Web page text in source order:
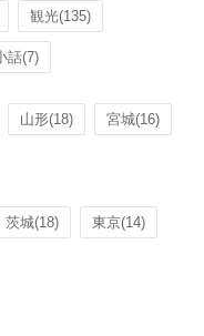
観光(135)
話(7)
山形(18) 宮城(16)
茨城(18) 東京(14)